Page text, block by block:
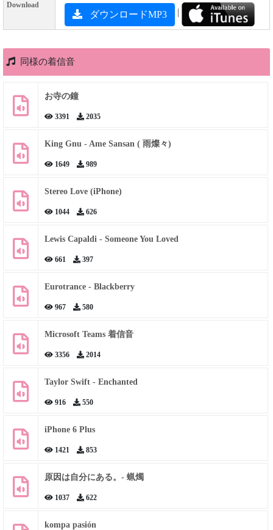
Download
ダウンロードMP3 |
同様の着信音
お寺の鐘
3391 2035
King Gnu - Ame Sansan ( 雨燦々)
1649 989
Stereo Love (iPhone)
1044 626
Lewis Capaldi - Someone You Loved
661 397
Eurotrance - Blackberry
967 580
Microsoft Teams 着信音
3356 2014
Taylor Swift - Enchanted
916 550
iPhone 6 Plus
1421 853
原因は自分にある。- 蝋燭
1037 622
kompa pasión